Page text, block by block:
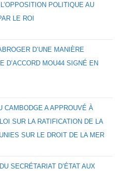
POLITIQUE AU
LE ROI
D’UNE MANIÈRE
D’ACCORD MOU44 SIGNÉ EN
CAMBODGE A APPROUVÉ À
SUR LA RATIFICATION DE LA
SUR LE DROIT DE LA MER
SECRÉTARIAT D’ÉTAT AUX